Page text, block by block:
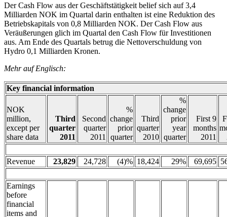
Der Cash Flow aus der Geschäftstätigkeit belief sich auf 3,4
Milliarden NOK im Quartal darin enthalten ist eine Reduktion des
Betriebskapitals von 0,8 Milliarden NOK. Der Cash Flow aus
Veräußerungen glich im Quartal den Cash Flow für Investitionen
aus. Am Ende des Quartals betrug die Nettoverschuldung von
Hydro 0,1 Milliarden Kronen.
Mehr auf Englisch:
Key financial information
NOK
million,
except per
share data
Third
quarter
2011
Second
quarter
2011
%
change
prior
quarter
Third
quarter
2010
%
change
prior
year
quarter
First 9
months
2011
Revenue 23,829 24,728 (4)% 18,424 29% 69,695
Earnings
before
financial
items and